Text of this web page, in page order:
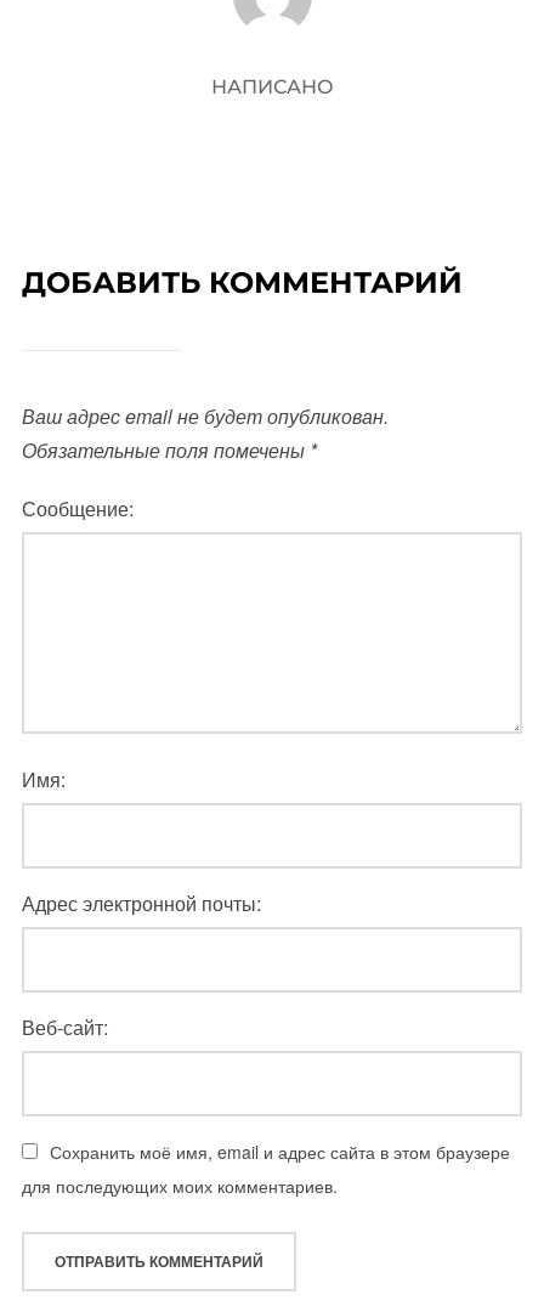
НАПИСАНО
ДОБАВИТЬ КОММЕНТАРИЙ
Ваш адрес email не будет опубликован.
Обязательные поля помечены *
Сообщение:
Имя:
Адрес электронной почты:
Веб-сайт:
Сохранить моё имя, email и адрес сайта в этом браузере
для последующих моих комментариев.